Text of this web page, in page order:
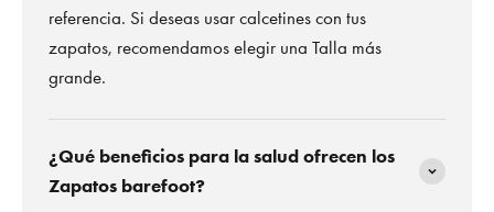
referencia. Si deseas usar calcetines con tus
zapatos, recomendamos elegir una Talla más
grande.
¿Qué beneficios para la salud ofrecen los
Zapatos barefoot?